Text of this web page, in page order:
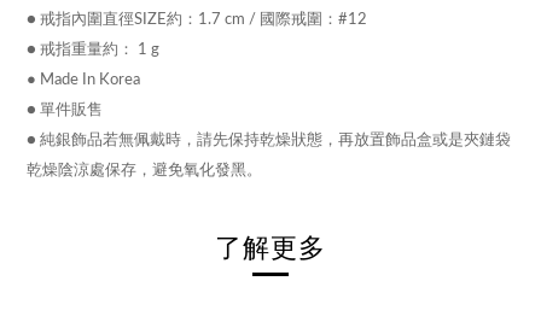
● 戒指內圍直徑SIZE約： 1.7 cm / 國際戒圍： #12
● 戒指重量約： 1 g
● Made In Korea
● 單件販售
● 純銀飾品若無佩戴時，請先保持乾燥狀態，再放置飾品盒或是夾鏈袋
乾燥陰涼處保存，避免氧化發黑。
了解更多